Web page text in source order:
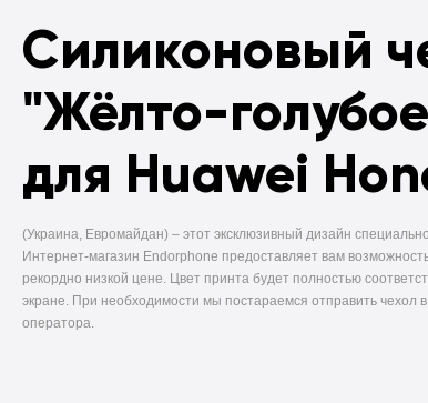
Силиконовый
"Жёлто-
для Huawei
(Украина, Евромайдан) – этот эксклюзивный дизайн
Интернет-магазин Endorphone предоставляет вам
рекордно низкой цене. Цвет принта будет полностью
экране. При необходимости мы постараемся отправить чехол
оператора.